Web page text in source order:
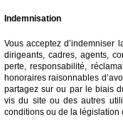
Indemnisation
Vous acceptez d’indemniser
dirigeants, cadres, agents,
perte, responsabilité,
honoraires raisonnables
partagez sur ou par le biais
vis du site ou des autres
conditions ou de la législation